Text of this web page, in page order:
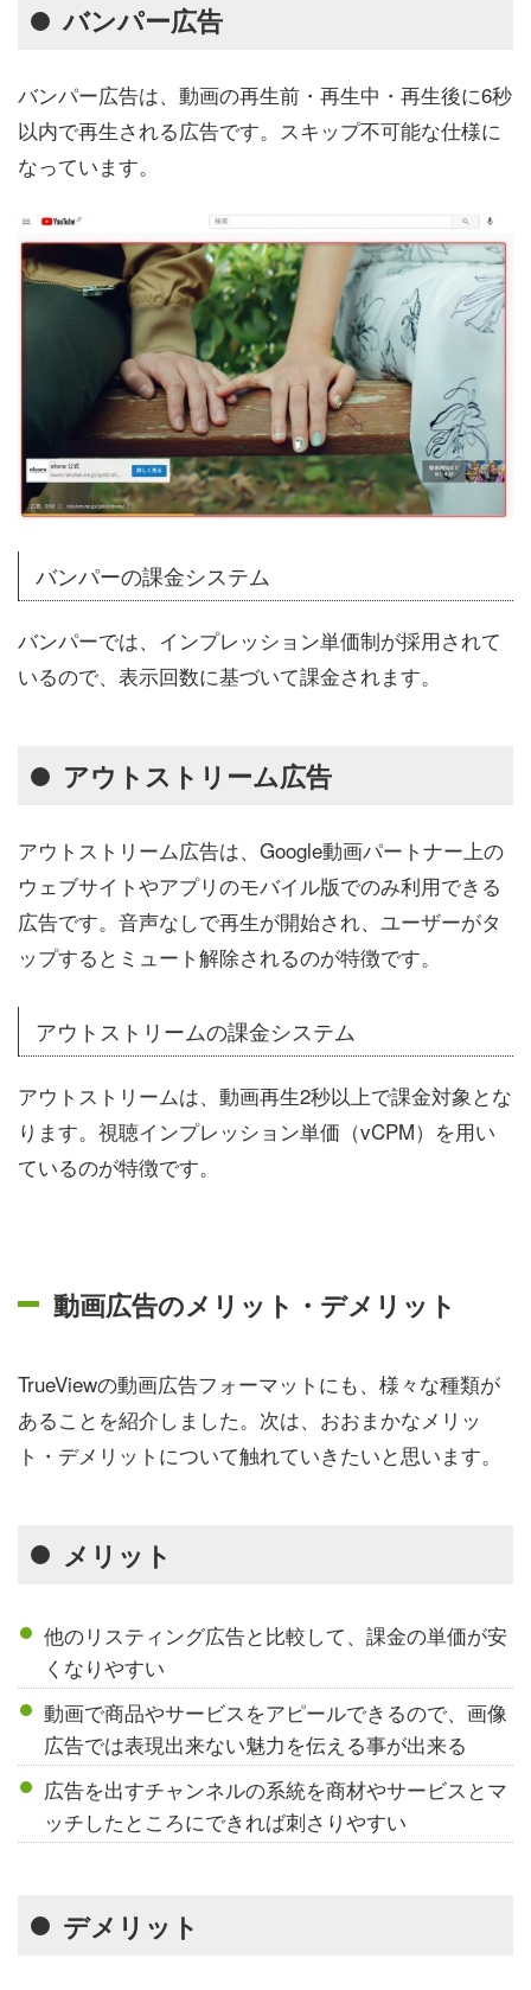
バンパー広告
バンパー広告は、動画の再生前・再生中・再生後に6秒
以内で再生される広告です。スキップ不可能な仕様に
なっています。
バンパーの課金システム
バンパーでは、インプレッション単価制が採用されて
いるので、表示回数に基づいて課金されます。
アウトストリーム広告
アウトストリーム広告は、Google動画パートナー上の
ウェブサイトやアプリのモバイル版でのみ利用できる
広告です。音声なしで再生が開始され、ユーザーがタ
ップするとミュート解除されるのが特徴です。
アウトストリームの課金システム
アウトストリームは、動画再生2秒以上で課金対象とな
ります。視聴インプレッション単価（vCPM）を用い
ているのが特徴です。
動画広告のメリット・デメリット
TrueViewの動画広告フォーマットにも、様々な種類が
あることを紹介しました。次は、おおまかなメリッ
ト・デメリットについて触れていきたいと思います。
メリット
他のリスティング広告と比較して、課金の単価が安
くなりやすい
動画で商品やサービスをアピールできるので、画像
広告では表現出来ない魅力を伝える事が出来る
広告を出すチャンネルの系統を商材やサービスとマ
ッチしたところにできれば刺さりやすい
デメリット